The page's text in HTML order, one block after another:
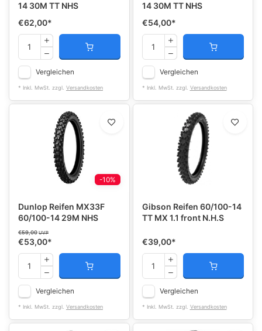
14 30M TT NHS
€62,00*
Vergleichen
* Inkl. MwSt. zzgl. Versandkosten
14 30M TT NHS
€54,00*
Vergleichen
* Inkl. MwSt. zzgl. Versandkosten
-10%
Dunlop Reifen MX33F
60/100-14 29M NHS
€59,00 UVP
€53,00*
Vergleichen
* Inkl. MwSt. zzgl. Versandkosten
Gibson Reifen 60/100-14
TT MX 1.1 front N.H.S
€39,00*
Vergleichen
* Inkl. MwSt. zzgl. Versandkosten